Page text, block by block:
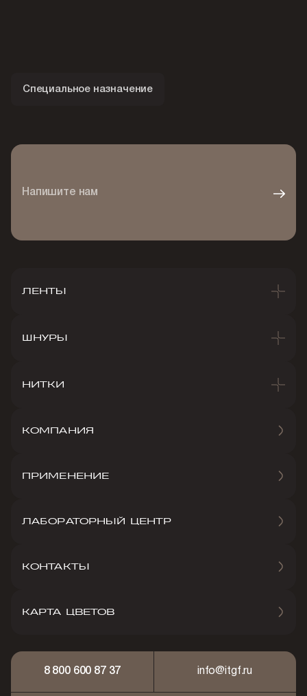
Специальное назначение
Напишите нам
КОМПАНИЯ
ПРИМЕНЕНИЕ
ЛАБОРАТОРНЫЙ ЦЕНТР
КОНТАКТЫ
КАРТА ЦВЕТОВ
ЛЕНТЫ
ШНУРЫ
НИТКИ
8 800 600 87 37 info@itgf.ru